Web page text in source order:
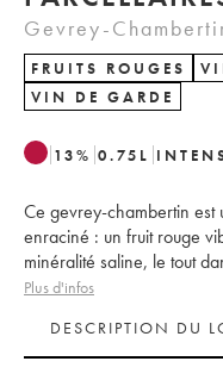
Gevrey-
FRUITS ROUGES
VIN DE GARDE
13% 0.75 L
Ce gevrey-chambertin
enraciné : un fruit rouge
minéralité saline, le tout
Plus d'infos
DESCRIPTION DU